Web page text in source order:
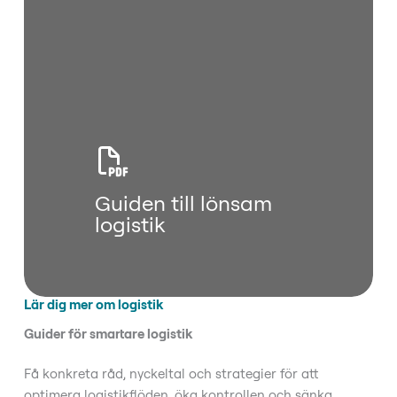
Lär dig mer om logistik
Guider för smartare logistik
Få konkreta råd, nyckeltal och strategier för att
Guiden till lönsam
logistik